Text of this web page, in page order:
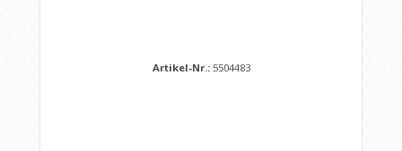
Artikel-Nr.: 5504483